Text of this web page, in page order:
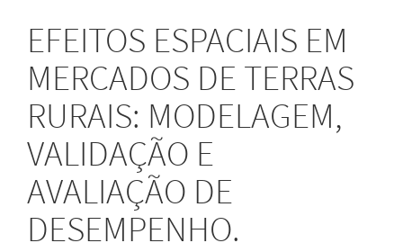
EFEITOS ESPACIAIS EM
MERCADOS DE TERRAS
RURAIS: MODELAGEM,
VALIDAÇÃO E
AVALIAÇÃO DE
DESEMPENHO.